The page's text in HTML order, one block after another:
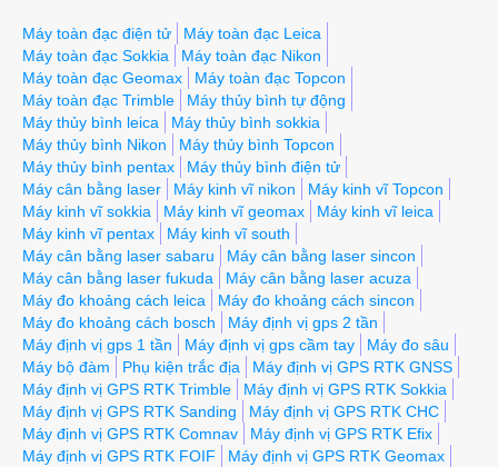
Máy toàn đạc điện tử
Máy toàn đạc Leica
Máy toàn đạc Sokkia
Máy toàn đạc Nikon
Máy toàn đạc Geomax
Máy toàn đạc Topcon
Máy toàn đạc Trimble
Máy thủy bình tự động
Máy thủy bình leica
Máy thủy bình sokkia
Máy thủy bình Nikon
Máy thủy bình Topcon
Máy thủy bình pentax
Máy thủy bình điện tử
Máy cân bằng laser
Máy kinh vĩ nikon
Máy kinh vĩ Topcon
Máy kinh vĩ sokkia
Máy kinh vĩ geomax
Máy kinh vĩ leica
Máy kinh vĩ pentax
Máy kinh vĩ south
Máy cân bằng laser sabaru
Máy cân bằng laser sincon
Máy cân bằng laser fukuda
Máy cân bằng laser acuza
Máy đo khoảng cách leica
Máy đo khoảng cách sincon
Máy đo khoảng cách bosch
Máy định vị gps 2 tần
Máy định vị gps 1 tần
Máy định vị gps cầm tay
Máy đo sâu
Máy bộ đàm
Phụ kiện trắc địa
Máy định vị GPS RTK GNSS
Máy định vị GPS RTK Trimble
Máy định vị GPS RTK Sokkia
Máy định vị GPS RTK Sanding
Máy định vị GPS RTK CHC
Máy định vị GPS RTK Comnav
Máy định vị GPS RTK Efix
Máy định vị GPS RTK FOIF
Máy định vị GPS RTK Geomax